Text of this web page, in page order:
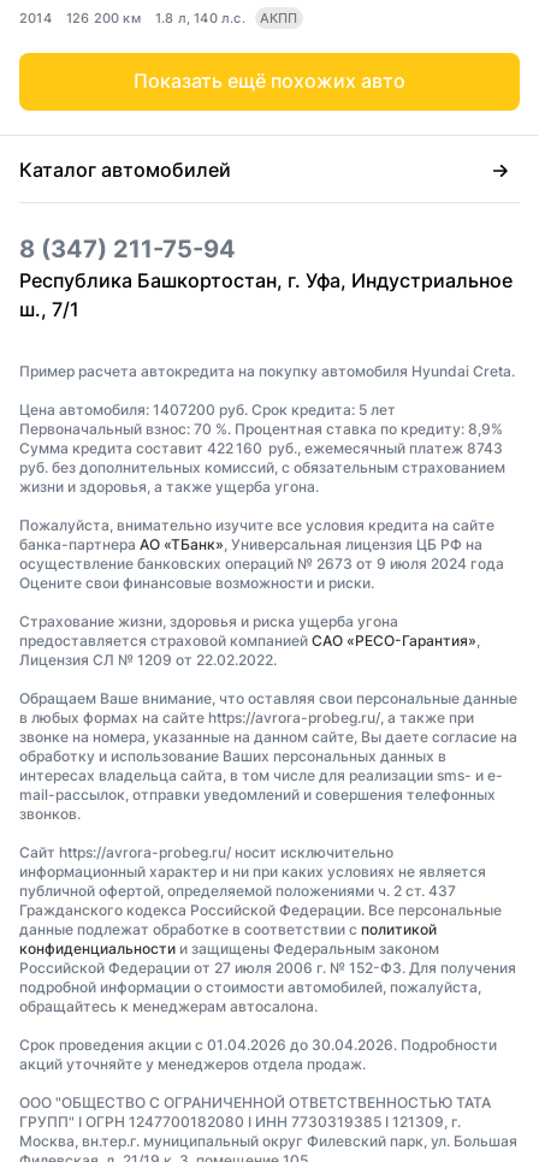
2014 126 200 км 1.8 л, 140 л.с. АКПП
Показать ещё похожих авто
Каталог автомобилей
8 (347) 211-75-94
Республика Башкортостан, г. Уфа, Индустриальное
ш., 7/1
Пример расчета автокредита на покупку автомобиля Hyundai Creta.
Цена автомобиля: 1407200 руб. Срок кредита: 5 лет
Первоначальный взнос: 70 %. Процентная ставка по кредиту: 8,9%
Сумма кредита составит 422 160 руб., ежемесячный платеж 8743
руб. без дополнительных комиссий, с обязательным страхованием
жизни и здоровья, а также ущерба угона.
Пожалуйста, внимательно изучите все условия кредита на сайте
банка-партнера АО «ТБанк», Универсальная лицензия ЦБ РФ на
осуществление банковских операций № 2673 от 9 июля 2024 года
Оцените свои финансовые возможности и риски.
Страхование жизни, здоровья и риска ущерба угона
предоставляется страховой компанией САО «РЕСО-Гарантия»,
Лицензия СЛ № 1209 от 22.02.2022.
Обращаем Ваше внимание, что оставляя свои персональные данные
в любых формах на сайте https://avrora-probeg.ru/, а также при
звонке на номера, указанные на данном сайте, Вы даете согласие на
обработку и использование Ваших персональных данных в
интересах владельца сайта, в том числе для реализации sms- и e-
mail-рассылок, отправки уведомлений и совершения телефонных
звонков.
Сайт https://avrora-probeg.ru/ носит исключительно
информационный характер и ни при каких условиях не является
публичной офертой, определяемой положениями ч. 2 ст. 437
Гражданского кодекса Российской Федерации. Все персональные
данные подлежат обработке в соответствии с политикой
конфиденциальности и защищены Федеральным законом
Российской Федерации от 27 июля 2006 г. № 152-ФЗ. Для получения
подробной информации о стоимости автомобилей, пожалуйста,
обращайтесь к менеджерам автосалона.
Срок проведения акции с 01.04.2026 до 30.04.2026. Подробности
акций уточняйте у менеджеров отдела продаж.
ООО "ОБЩЕСТВО С ОГРАНИЧЕННОЙ ОТВЕТСТВЕННОСТЬЮ ТАТА
ГРУПП" I ОГРН 1247700182080 I ИНН 7730319385 I 121309, г.
Москва, вн.тер.г. муниципальный округ Филевский парк, ул. Большая